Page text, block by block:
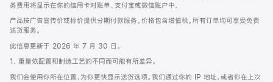
务费用将显示在你的信用卡对账单、支付宝或微信账户中。
产品按广告宣传价或标价提供分期付款服务。价格包含增值税。所有订单均可享受免费
送货服务。
此信息更新于 2026 年 7 月 30 日。
1. 重量依配置和制造工艺的不同而可能有所差异。
我们会使用你所在位置，为你更快显示送货选项。我们通过你的 IP 地址，或者你在上次